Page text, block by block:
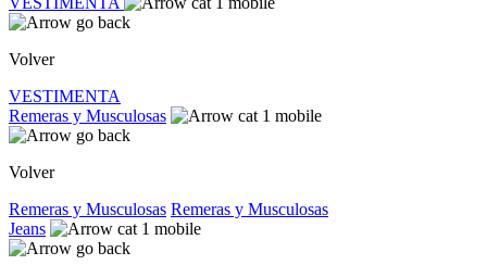
Volver
VESTIMENTA
Remeras y Musculosas
Volver
Remeras y Musculosas Remeras y Musculosas
Jeans